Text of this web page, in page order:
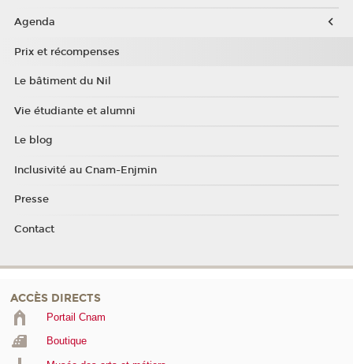
Agenda
Prix et récompenses
Le bâtiment du Nil
Vie étudiante et alumni
Le blog
Inclusivité au Cnam-Enjmin
Presse
Contact
ACCÈS DIRECTS
Portail Cnam
Boutique